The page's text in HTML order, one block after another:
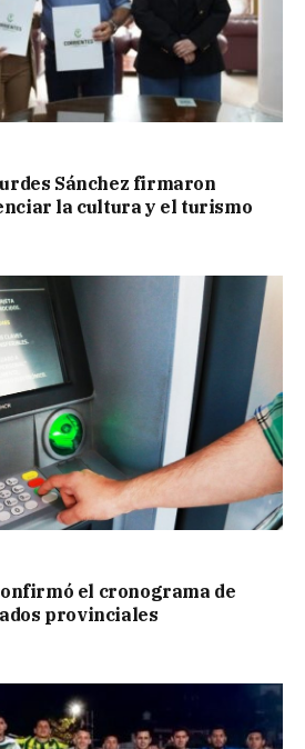
Sánchez firmaron
la cultura y el turismo
el cronograma de
provinciales